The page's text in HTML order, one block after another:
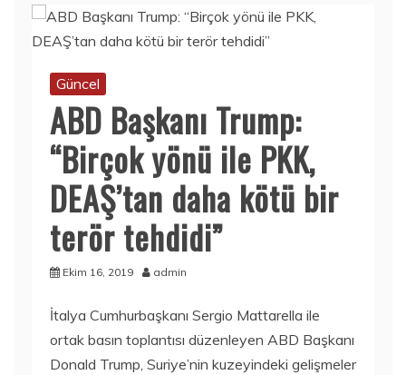
Güncel
ABD Başkanı Trump:
“Birçok yönü ile PKK,
DEAŞ’tan daha kötü bir
terör tehdidi”
Ekim 16, 2019 admin
İtalya Cumhurbaşkanı Sergio Mattarella ile
ortak basın toplantısı düzenleyen ABD Başkanı
Donald Trump, Suriye’nin kuzeyindeki gelişmeler